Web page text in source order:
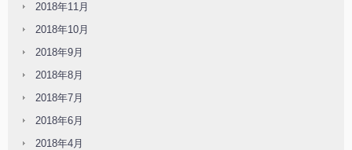
2018年11月
2018年10月
2018年9月
2018年8月
2018年7月
2018年6月
2018年4月